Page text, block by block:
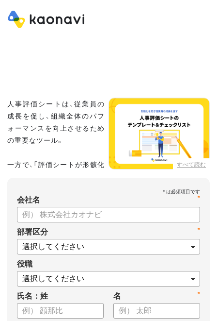
すべて読む
人事評価シートは、従業員の
成長を促し、組織全体のパフ
ォーマンスを向上させるため
の重要なツール。
一方で、「評価シートが形骸化
準がばらつく」「評価結果に納得感が得られない」といった課題
に直面している人事担当者や評価担当者も少なくありません。
本資料では評価シートのテンプレートを用いて、運用方法や評
価をするうえでおさえておきたいポイントなどについてまと
めています。
ぜひお役立てください。
*
会社名
*
部署区分
役職
氏名：姓 *
名